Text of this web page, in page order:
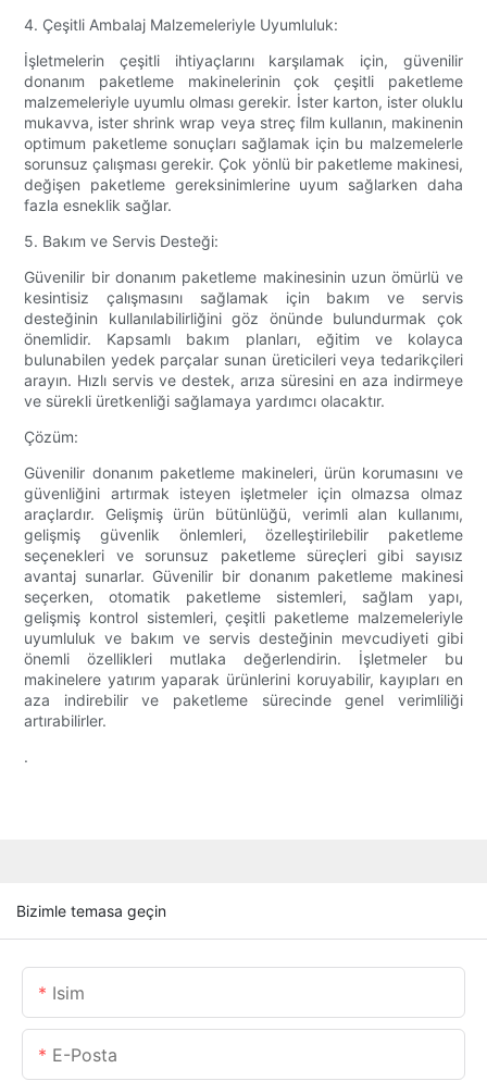
4. Çeşitli Ambalaj Malzemeleriyle Uyumluluk:
İşletmelerin çeşitli ihtiyaçlarını karşılamak için, güvenilir
donanım paketleme makinelerinin çok çeşitli paketleme
malzemeleriyle uyumlu olması gerekir. İster karton, ister oluklu
mukavva, ister shrink wrap veya streç film kullanın, makinenin
optimum paketleme sonuçları sağlamak için bu malzemelerle
sorunsuz çalışması gerekir. Çok yönlü bir paketleme makinesi,
değişen paketleme gereksinimlerine uyum sağlarken daha
fazla esneklik sağlar.
5. Bakım ve Servis Desteği:
Güvenilir bir donanım paketleme makinesinin uzun ömürlü ve
kesintisiz çalışmasını sağlamak için bakım ve servis
desteğinin kullanılabilirliğini göz önünde bulundurmak çok
önemlidir. Kapsamlı bakım planları, eğitim ve kolayca
bulunabilen yedek parçalar sunan üreticileri veya tedarikçileri
arayın. Hızlı servis ve destek, arıza süresini en aza indirmeye
ve sürekli üretkenliği sağlamaya yardımcı olacaktır.
Çözüm:
Güvenilir donanım paketleme makineleri, ürün korumasını ve
güvenliğini artırmak isteyen işletmeler için olmazsa olmaz
araçlardır. Gelişmiş ürün bütünlüğü, verimli alan kullanımı,
gelişmiş güvenlik önlemleri, özelleştirilebilir paketleme
seçenekleri ve sorunsuz paketleme süreçleri gibi sayısız
avantaj sunarlar. Güvenilir bir donanım paketleme makinesi
seçerken, otomatik paketleme sistemleri, sağlam yapı,
gelişmiş kontrol sistemleri, çeşitli paketleme malzemeleriyle
uyumluluk ve bakım ve servis desteğinin mevcudiyeti gibi
önemli özellikleri mutlaka değerlendirin. İşletmeler bu
makinelere yatırım yaparak ürünlerini koruyabilir, kayıpları en
aza indirebilir ve paketleme sürecinde genel verimliliği
artırabilirler.
.
Bizimle temasa geçin
Isim
E-Posta